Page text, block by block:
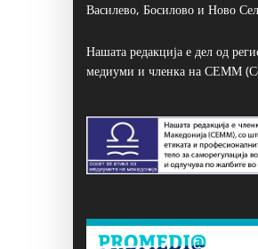
Василево, Босилово и Ново
Нашата редакција е дел од
медиуми и членка на СЕММ